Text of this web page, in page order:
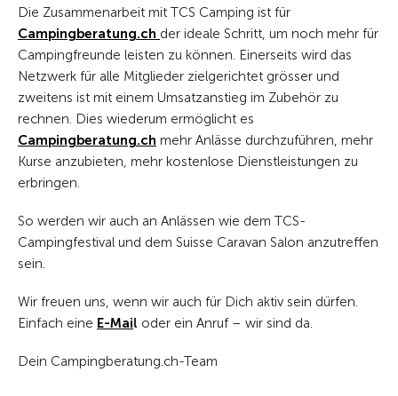
Die Zusammenarbeit mit TCS Camping ist für
Campingberatung.ch der ideale Schritt, um noch mehr für
Campingfreunde leisten zu können. Einerseits wird das
Netzwerk für alle Mitglieder zielgerichtet grösser und
zweitens ist mit einem Umsatzanstieg im Zubehör zu
rechnen. Dies wiederum ermöglicht es
Campingberatung.ch mehr Anlässe durchzuführen, mehr
Kurse anzubieten, mehr kostenlose Dienstleistungen zu
erbringen.
So werden wir auch an Anlässen wie dem TCS-
Campingfestival und dem Suisse Caravan Salon anzutreffen
sein.
Wir freuen uns, wenn wir auch für Dich aktiv sein dürfen.
Einfach eine E-Mail oder ein Anruf – wir sind da.
Dein Campingberatung.ch-Team